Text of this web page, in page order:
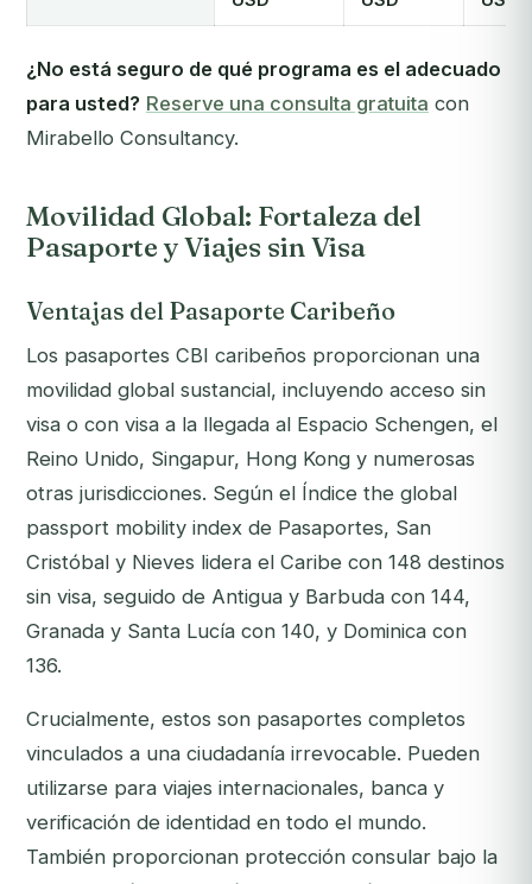
¿No está seguro de qué programa es el adecuado
para usted? Reserve una consulta gratuita con
Mirabello Consultancy.
Movilidad Global: Fortaleza del
Pasaporte y Viajes sin Visa
Ventajas del Pasaporte Caribeño
Los pasaportes CBI caribeños proporcionan una
movilidad global sustancial, incluyendo acceso sin
visa o con visa a la llegada al Espacio Schengen, el
Reino Unido, Singapur, Hong Kong y numerosas
otras jurisdicciones. Según el Índice the global
passport mobility index de Pasaportes, San
Cristóbal y Nieves lidera el Caribe con 148 destinos
sin visa, seguido de Antigua y Barbuda con 144,
Granada y Santa Lucía con 140, y Dominica con
136.
Crucialmente, estos son pasaportes completos
vinculados a una ciudadanía irrevocable. Pueden
utilizarse para viajes internacionales, banca y
verificación de identidad en todo el mundo.
También proporcionan protección consular bajo la